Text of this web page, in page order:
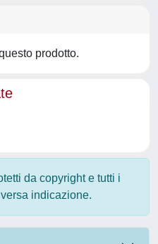
prodotto.
da copyright e tutti i
indicazione.